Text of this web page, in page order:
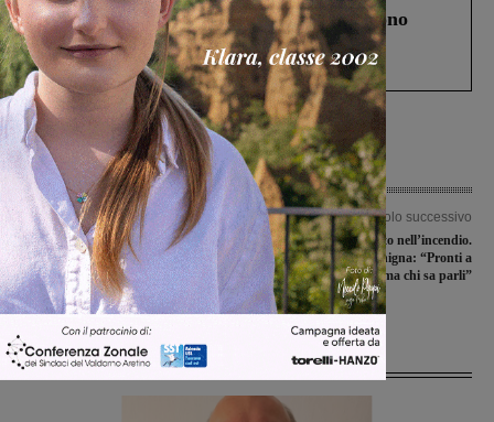
Un anno fa la strage in A1 in cui morirono
Gianni, Giulia e Franco. Lo schianto, il
processo, lo stop ai sorpassi fra tir....
Articolo precedente
Multe, l’incertezza dei bilanci
comunali: ormai paga meno di un
automobilista su due. E crescono le
voci relative alle more
Articolo successivo
Prestige, tutto distrutto nell’incendio.
Daniela Zacchigna: “Pronti a
ricominciare, ma chi sa parli”
Ultime Notizie